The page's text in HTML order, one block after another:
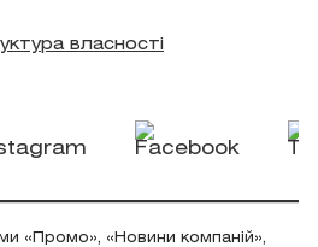
власності
«Промо», «Новини компаній»,